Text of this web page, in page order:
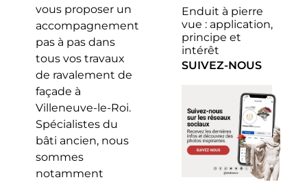
vous proposer un
accompagnement
pas à pas dans
tous vos travaux
de ravalement de
façade à
Villeneuve-le-Roi.
Spécialistes du
bâti ancien, nous
sommes
notamment
Enduit à pierre
vue : application,
principe et
intérêt
SUIVEZ-NOUS